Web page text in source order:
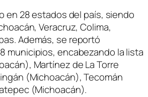
en 28 estados del país, siendo
Veracruz, Colima,
Además, se reportó
municipios, encabezando la lista
Martínez de La Torre
(Michoacán), Tecomán
(Michoacán).